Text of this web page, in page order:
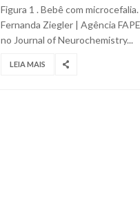
Figura 1 . Bebê com
Fernanda Ziegler | Agência
no Journal of Neurochemistry...
LEIA MAIS